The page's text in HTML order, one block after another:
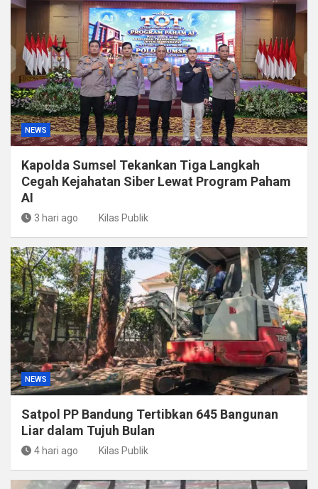
NEWS
Kapolda Sumsel Tekankan Tiga Langkah
Cegah Kejahatan Siber Lewat Program Paham
AI
3 hari ago Kilas Publik
NEWS
Satpol PP Bandung Tertibkan 645 Bangunan
Liar dalam Tujuh Bulan
4 hari ago Kilas Publik